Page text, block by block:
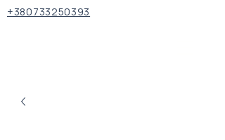
+380733250393